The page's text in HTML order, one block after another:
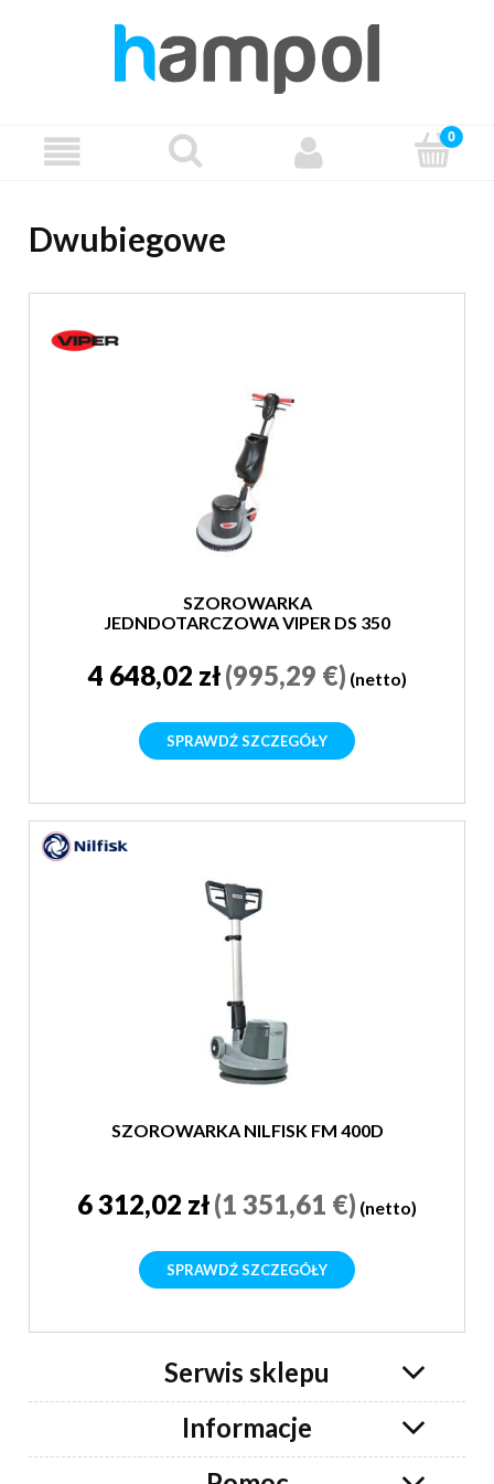
Dwubiegowe
SZOROWARKA
JEDNDOTARCZOWA VIPER DS 350
4 648,02 zł(995,29 €) (netto)
SPRAWDŹ SZCZEGÓŁY
SZOROWARKA NILFISK FM 400D
6 312,02 zł(1 351,61 €) (netto)
SPRAWDŹ SZCZEGÓŁY
Serwis sklepu
Informacje